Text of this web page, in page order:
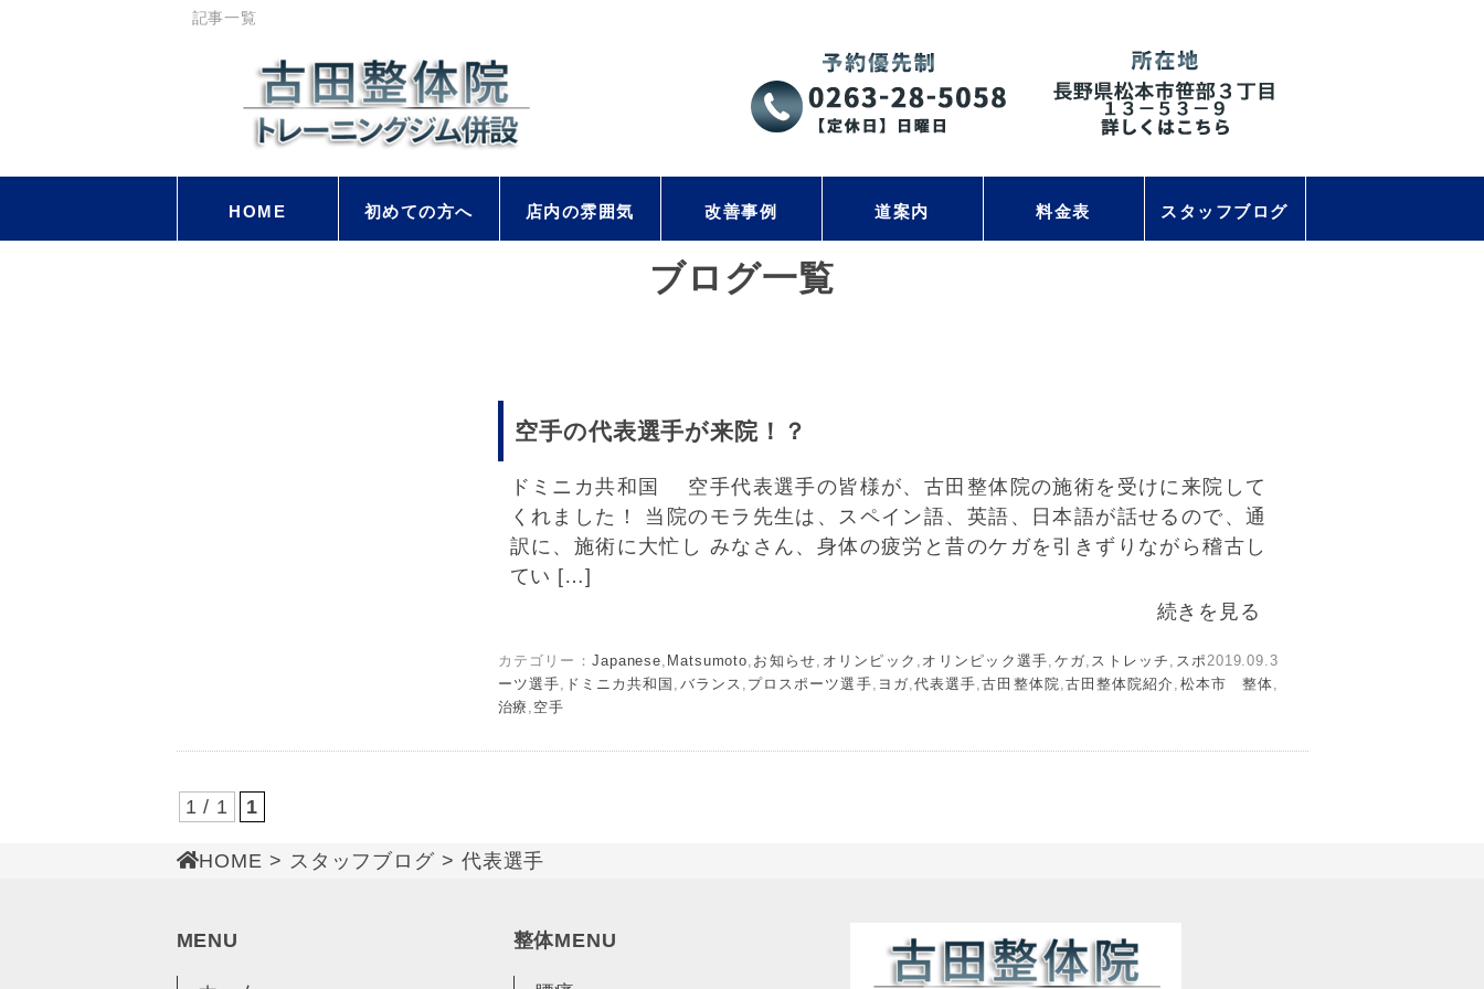
記事一覧
HOME 初めての方へ 店内の雰囲気 改善事例 道案内 料金表 スタッフブログ
ブログ一覧
空手の代表選手が来院！？
ドミニカ共和国 空手代表選手の皆様が、古田整体院の施術を受けに来院して
くれました！ 当院のモラ先生は、スペイン語、英語、日本語が話せるので、通
訳に、施術に大忙し みなさん、身体の疲労と昔のケガを引きずりながら稽古し
てい […]
続きを見る
2019.09.3
カテゴリー： Japanese, Matsumoto, お知らせ, オリンピック , オリンピック選手, ケガ, ストレッチ , スポ
ーツ選手, ドミニカ共和国 , バランス , プロスポーツ選手, ヨガ,代表選手,古田整体院,古田整体院紹介 , 松本市 整体,
治療 , 空手
1 / 1 1
HOME > スタッフブログ > 代表選手
MENU 整体MENU